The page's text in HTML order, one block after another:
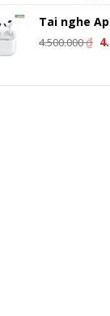
Tai nghe
4.500.000₫